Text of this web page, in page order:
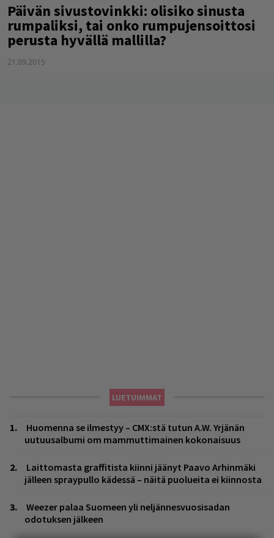
Päivän sivustovinkki: olisiko sinusta
rumpaliksi, tai onko rumpujensoittosi
perusta hyvällä mallilla?
21.09.2015
LUETUIMMAT
Huomenna se ilmestyy – CMX:stä tutun A.W. Yrjänän
uutuusalbumi om mammuttimainen kokonaisuus
Laittomasta graffitista kiinni jäänyt Paavo Arhinmäki
jälleen spraypullo kädessä – näitä puolueita ei kiinnosta
Weezer palaa Suomeen yli neljännesvuosisadan
odotuksen jälkeen